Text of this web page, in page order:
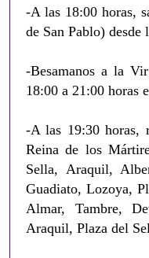
-A las 18:00 horas,
de San Pablo)
-Besamanos a la
18:00 a 21:00 horas
-A las 19:30 horas,
Reina de los
Sella, Araquil,
Guadiato, Lozoya,
Almar, Tambre,
Araquil, Plaza del